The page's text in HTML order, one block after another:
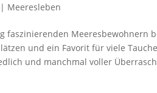
| Meeresleben
faszinierenden Meeresbewohnern
und ein Favorit für viele
und manchmal voller